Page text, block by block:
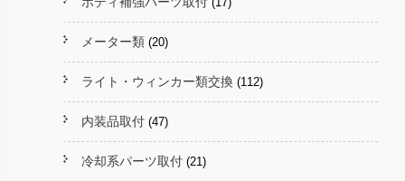
メーター類 (20)
ライト・ウィンカー類交換 (112)
内装品取付 (47)
冷却系パーツ取付 (21)